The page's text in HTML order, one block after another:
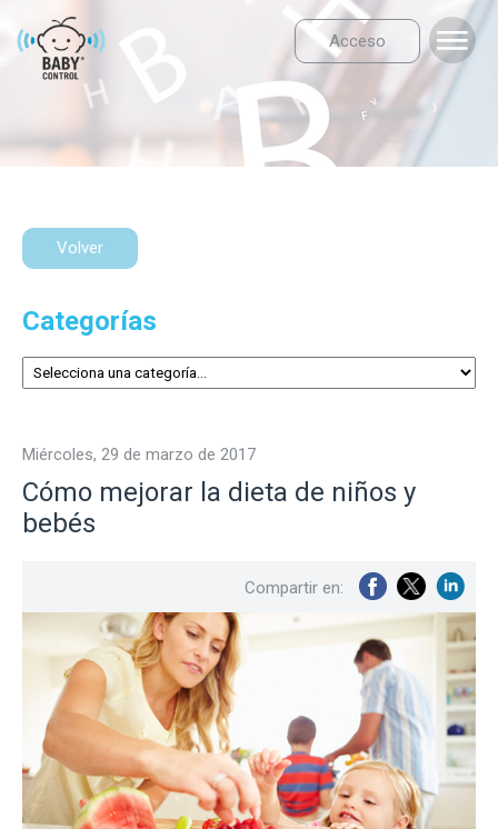
Acceso
Volver
Categorías
miércoles, 29 de marzo de 2017
Cómo mejorar la dieta de niños y
bebés
Compartir en: